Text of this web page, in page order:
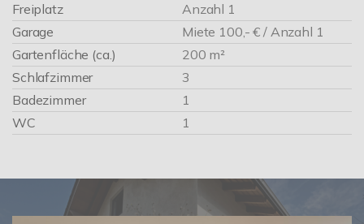
Freiplatz
Anzahl 1
Garage
Miete 100,- € / Anzahl 1
Gartenfläche (ca.)
200 m²
Schlafzimmer
3
Badezimmer
1
WC
1